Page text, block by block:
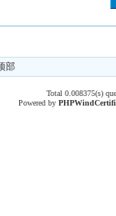
部
Total 0.008375(s)
Powered byPHPWind